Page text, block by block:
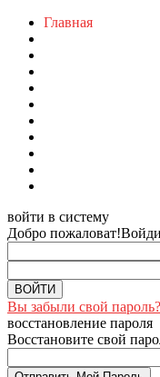
Главная
войти в систему
Добро пожаловат!
Вы забыли свой пароль?
восстановление пароля
Восстановите свой